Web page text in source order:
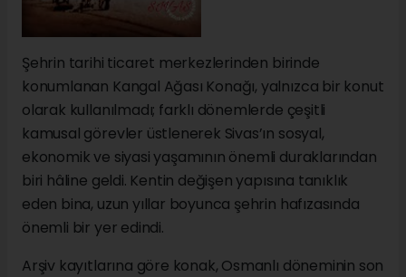
Şehrin tarihi ticaret merkezlerinden birinde
konumlanan Kangal Ağası Konağı, yalnızca bir konut
olarak kullanılmadı; farklı dönemlerde çeşitli
kamusal görevler üstlenerek Sivas’ın sosyal,
ekonomik ve siyasi yaşamının önemli duraklarından
biri hâline geldi. Kentin değişen yapısına tanıklık
eden bina, uzun yıllar boyunca şehrin hafızasında
önemli bir yer edindi.
Arşiv kayıtlarına göre konak, Osmanlı döneminin son